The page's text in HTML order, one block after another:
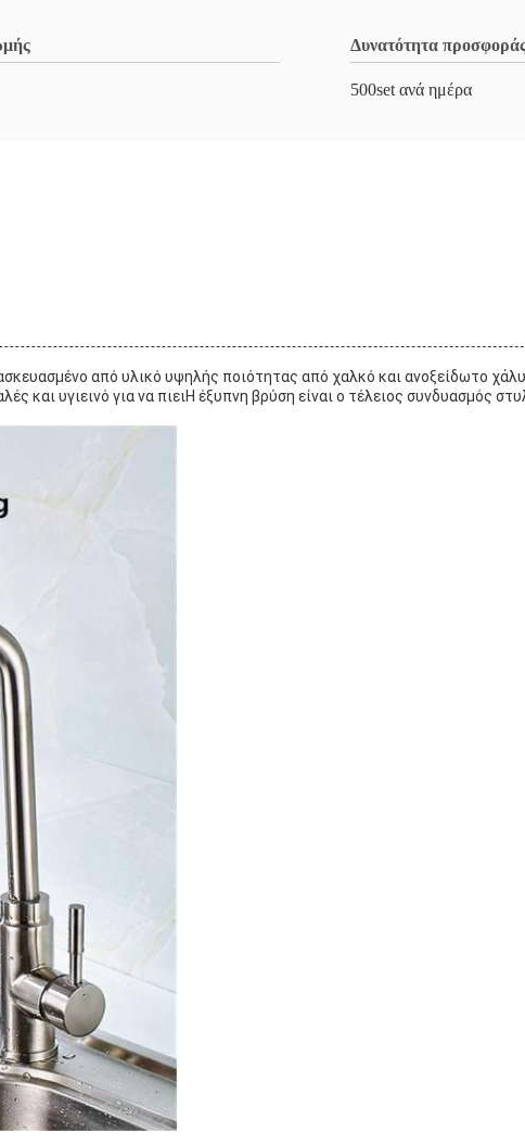
Δυνατότητα
500set ανά ημέρα
από υλικό υψηλής ποιότητας από χαλκό και ανοξείδωτο
υγιεινό για να πιειΗ έξυπνη βρύση είναι ο τέλειος συνδυασμός